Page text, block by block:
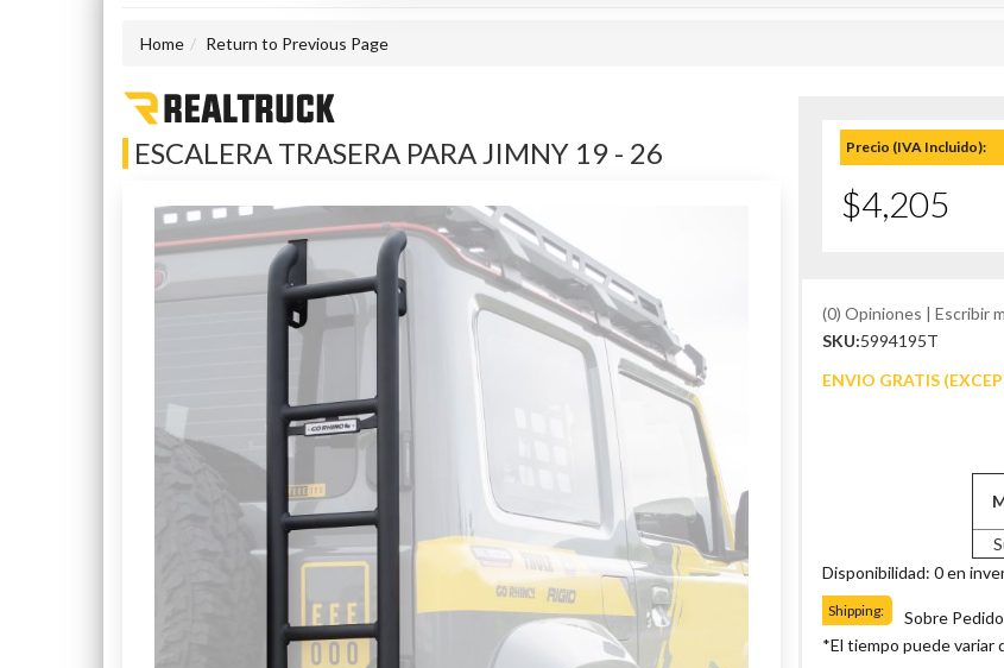
Home Return to Previous Page
ESCALERA TRASERA PARA JIMNY 19 - 26 Precio (IVA Incluido):
$4,205
(0) Opiniones | Escribir
SKU:5994195T
ENVIO GRATIS
Disponibilidad: 0 en
Shipping:
Sobre
*El tiempo puede variar